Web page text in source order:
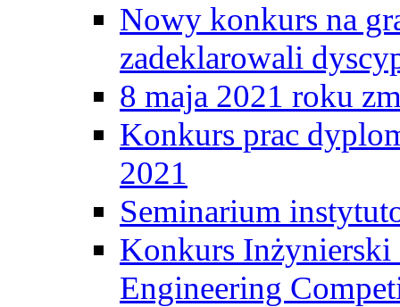
Nowy konkurs na
zadeklarowali
8 maja 2021 roku
Konkurs prac
2021
Seminarium
Konkurs
Engineering